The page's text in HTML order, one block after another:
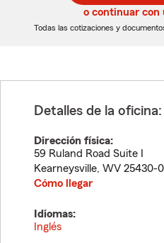
5
dígitos
5
dígitos
o continuar con
Todas las cotizaciones y
Detalles de la oficina:
Dirección física:
59 Ruland Road Suite I
Kearneysville, WV 25430-
Cómo llegar
Idiomas:
Inglés